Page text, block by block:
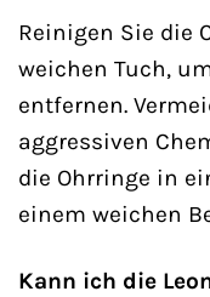
Reinigen Sie die
weichen Tuch,
entfernen.
aggressiven
die Ohrringe in
einem weichen
Kann ich die